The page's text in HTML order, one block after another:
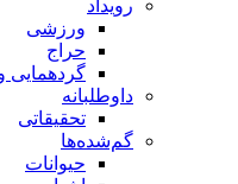
رویداد
ورزشی
حراج
گردهمایی
داوطلبانه
تحقیقاتی
گم‌شده‌ها
حیوانات